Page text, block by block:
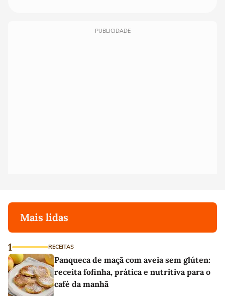
PUBLICIDADE
Mais lidas
1 RECEITAS
Panqueca de maçã com aveia sem glúten:
receita fofinha, prática e nutritiva para o
café da manhã